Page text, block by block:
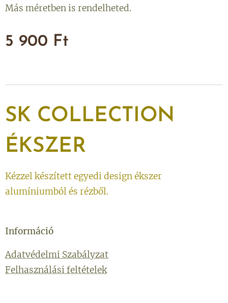
Más méretben is rendelheted.
5 900 Ft
SK COLLECTION
ÉKSZER
Kézzel készített egyedi design ékszer
alumíniumból és rézből.
Információ
Adatvédelmi Szabályzat
Felhasználási feltételek